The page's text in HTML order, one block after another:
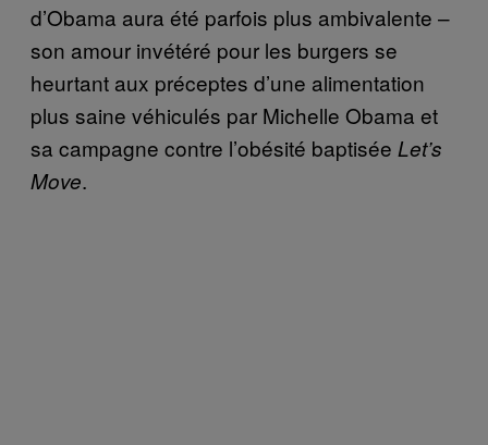
d’Obama aura été parfois plus ambivalente –
son amour invétéré pour les burgers se
heurtant aux préceptes d’une alimentation
plus saine véhiculés par Michelle Obama et
sa campagne contre l’obésité baptisée Let’s
Move.